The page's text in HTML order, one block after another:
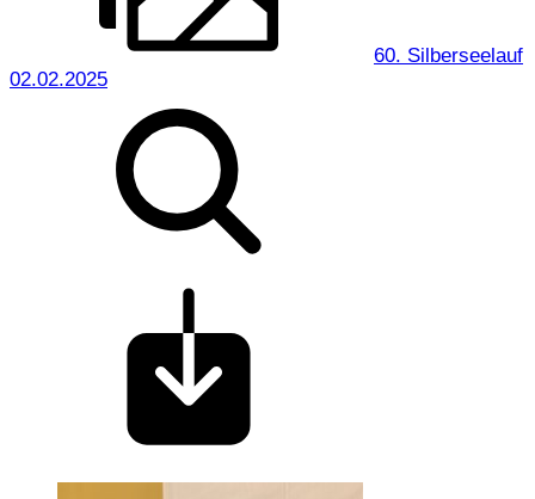
60. Silberseelauf
02.02.2025